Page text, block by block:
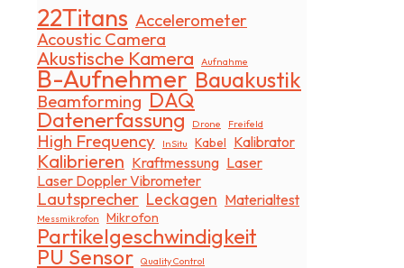
22Titans Accelerometer
Acoustic Camera
Akustische Kamera Aufnahme
B-Aufnehmer Bauakustik
Beamforming DAQ
Datenerfassung Drone Freifeld
High Frequency InSitu Kabel Kalibrator
Kalibrieren Kraftmessung Laser
Laser Doppler Vibrometer
Lautsprecher Leckagen Materialtest
Messmikrofon Mikrofon
Partikelgeschwindigkeit
PU Sensor Quality Control